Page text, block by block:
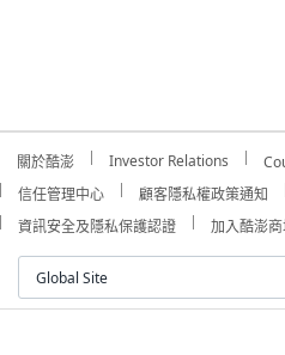
關於酷澎 Investor Relations
信任管理中心
顧客隱私權政策通知
資訊安全及隱私保護認證
加入酷澎
Global Site